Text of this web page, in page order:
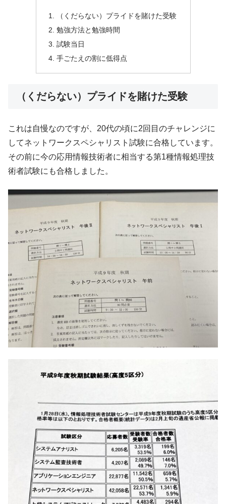
（くだらない）プライドを賭けた受験
勉強方法と勉強時間
試験当日
手ごたえの割に低得点
（くだらない）プライドを賭けた受験
これは自慢なのですが、20代の頃に2回目のチャレンジに
してネットワークスペシャリスト試験に合格しています。
その前に今の応用情報技術者に相当する第1種情報処理技
術者試験にも合格しました。